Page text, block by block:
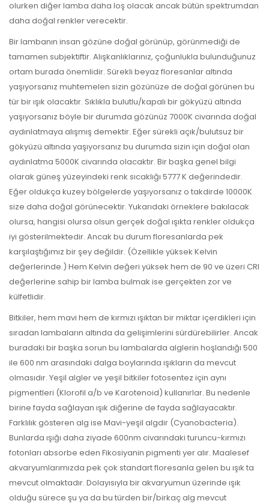
olurken diğer lamba daha loş olacak ancak bütün spektrumdan
daha doğal renkler verecektir.
Bir lambanın insan gözüne doğal görünüp, görünmediği de
tamamen subjektiftir. Alışkanlıklarınız, çoğunlukla bulunduğunuz
ortam burada önemlidir. Sürekli beyaz floresanlar altında
yaşıyorsanız muhtemelen sizin gözünüze de doğal görünen bu
tür bir ışık olacaktır. Sıklıkla bulutlu/kapalı bir gökyüzü altında
yaşıyorsanız böyle bir durumda gözünüz 7000K civarında doğal
aydınlatmaya alışmış demektir. Eğer sürekli açık/bulutsuz bir
gökyüzü altında yaşıyorsanız bu durumda sizin için doğal olan
aydınlatma 5000K civarında olacaktır. Bir başka genel bilgi
olarak güneş yüzeyindeki renk sıcaklığı 5777 K değerindedir.
Eğer oldukça kuzey bölgelerde yaşıyorsanız o takdirde 10000K
size daha doğal görünecektir. Yukarıdaki örneklere bakılacak
olursa, hangisi olursa olsun gerçek doğal ışıkta renkler oldukça
iyi gösterilmektedir. Ancak bu durum floresanlarda pek
karşılaştığımız bir şey değildir. (Özellikle yüksek Kelvin
değerlerinde.) Hem Kelvin değeri yüksek hem de 90 ve üzeri CRI
değerlerine sahip bir lamba bulmak ise gerçekten zor ve
külfetlidir.
Bitkiler, hem mavi hem de kırmızı ışıktan bir miktar içerdikleri için
sıradan lambaların altında da gelişimlerini sürdürebilirler. Ancak
buradaki bir başka sorun bu lambalarda alglerin hoşlandığı 500
ile 600 nm arasındaki dalga boylarında ışıkların da mevcut
olmasıdır. Yeşil algler ve yeşil bitkiler fotosentez için aynı
pigmentleri (Klorofil a/b ve Karotenoid) kullanırlar. Bu nedenle
birine fayda sağlayan ışık diğerine de fayda sağlayacaktır.
Farklılık gösteren alg ise Mavi-yeşil algdir (Cyanobacteria).
Bunlarda ışığı daha ziyade 600nm civarındaki turuncu-kırmızı
fotonları absorbe eden Fikosiyanin pigmenti yer alır. Maalesef
akvaryumlarımızda pek çok standart floresanla gelen bu ışık ta
mevcut olmaktadır. Dolayısıyla bir akvaryumun üzerinde ışık
olduğu sürece şu ya da bu türden bir/birkaç alg mevcut